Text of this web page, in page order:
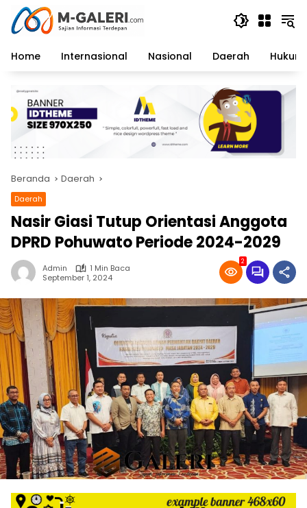
Langsung
konten
Home
Internasional Nasional Daerah
Beranda Daerah
Daerah
Nasir Giasi Tutup Orientasi Anggota
DPRD Pohuwato Periode 2024-2029
Admin
1 Min Baca
September 1, 2024
2